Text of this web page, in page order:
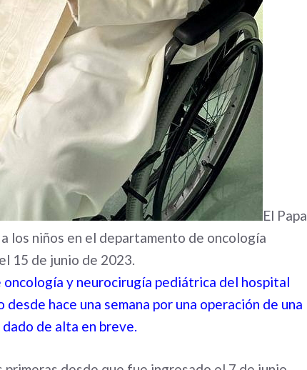
El Papa
los niños en el departamento de oncología
15 de junio de 2023.
y neurocirugía pediátrica del hospital
hace una semana por una operación de una
de alta en breve.